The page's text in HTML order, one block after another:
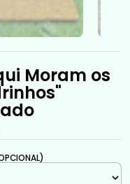
Moram os